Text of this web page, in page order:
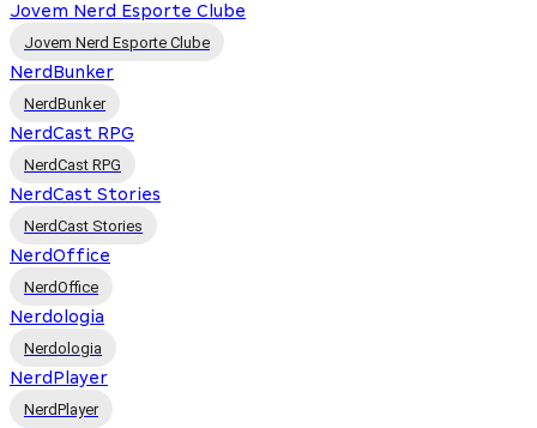
Jovem Nerd Esporte Clube
Jovem Nerd Esporte Clube
NerdBunker
NerdBunker
NerdCast RPG
NerdCast RPG
NerdCast Stories
NerdCast Stories
NerdOffice
NerdOffice
Nerdologia
Nerdologia
NerdPlayer
NerdPlayer